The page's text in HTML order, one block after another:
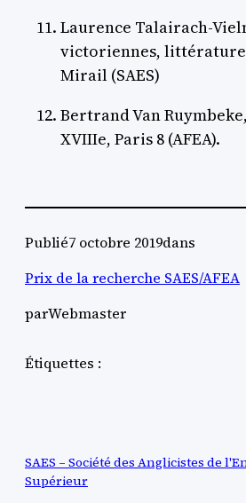
Laurence Talairach-
victoriennes,
Mirail (SAES)
Bertrand Van
XVIIIe, Paris 8 (AFEA).
Publié7 octobre 2019dans
Prix de la recherche SAES/AFEA
parWebmaster
Étiquettes :
SAES – Société des Anglicistes de
Supérieur